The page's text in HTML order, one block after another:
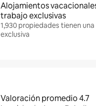
Alojamientos
trabajo exclusivas
1,930 propiedades tienen
exclusiva
Valoración promedio 4.7